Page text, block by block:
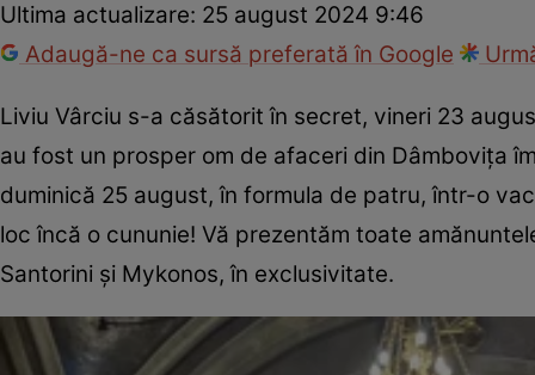
Ultima actualizare: 25 august 2024 9:46
Adaugă-ne ca sursă preferată în Google
Liviu Vârciu s-a căsătorit în secret, vineri 23
au fost un prosper om de afaceri din Dâmbovița
duminică 25 august, în formula de patru, într-o
loc încă o cununie! Vă prezentăm toate
Santorini și Mykonos, în exclusivitate.